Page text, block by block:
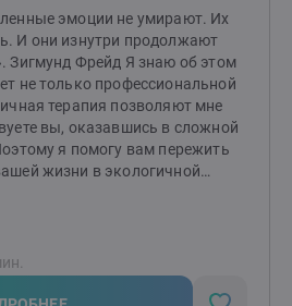
эмоции не умирают. Их
И они изнутри продолжают
Зигмунд Фрейд Я знаю об этом
не только профессиональной
терапия позволяют мне
вы, оказавшись в сложной
я помогу вам пережить
жизни в экологичной
первой встречи. Каждый
нужен индивидуальный
Поэтому я применяю
(разнообразие методов и